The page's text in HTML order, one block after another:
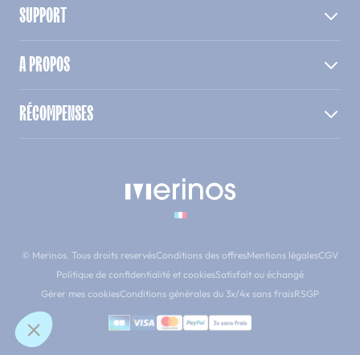
SUPPORT
A PROPOS
RÉCOMPENSES
© Merinos. Tous droits reservésConditions des offresMentions légalesCGV
Politique de confidentialité et cookiesSatisfait ou échangé
Gérer mes cookiesConditions générales du 3x/4x sans fraisRSGP